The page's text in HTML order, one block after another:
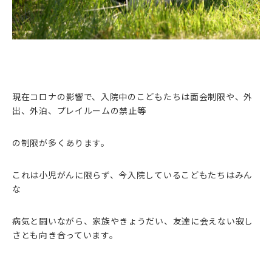
現在コロナの影響で、入院中のこどもたちは面会制限や、外
出、外泊、プレイルームの禁止等
の制限が多くあります。
これは小児がんに限らず、今入院しているこどもたちはみん
な
病気と闘いながら、家族やきょうだい、友達に会えない寂し
さとも向き合っています。